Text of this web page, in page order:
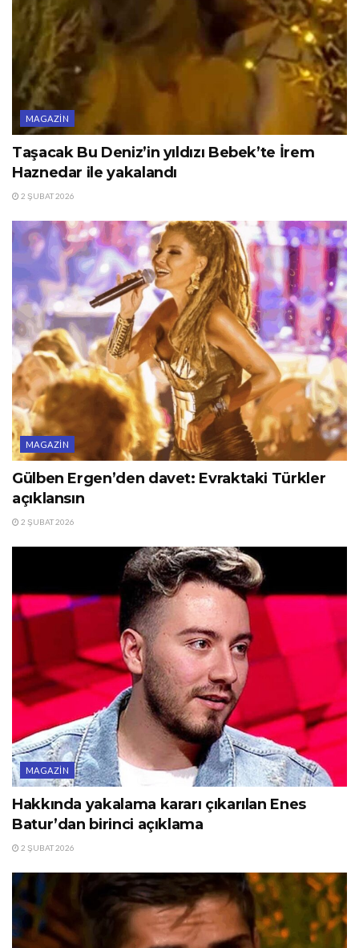
MAGAZIN
Taşacak Bu Deniz’in yıldızı Bebek’te İrem
Haznedar ile yakalandı
2 ŞUBAT 2026
MAGAZIN
Gülben Ergen’den davet: Evraktaki Türkler
açıklansın
2 ŞUBAT 2026
MAGAZIN
Hakkında yakalama kararı çıkarılan Enes
Batur’dan birinci açıklama
2 ŞUBAT 2026